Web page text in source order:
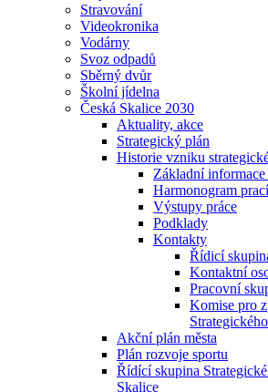
Stravování
Videokronika
Vodárny
Svoz odpadů
Sběrný dvůr
Školní jídelna
Česká Skalice 2030
Aktuality, akce
Strategický plán
Historie vzniku
Základní
Harmonogram prací
Výstupy práce
Podklady
Kontakty
Řídicí
Kontaktní
Pracovní
Komise pro
Akční plán města
Plán rozvoje sportu
Řídící skupina
Skalice